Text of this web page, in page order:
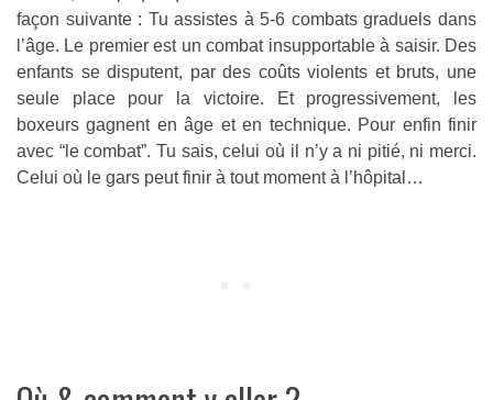
façon suivante : Tu assistes à 5-6 combats graduels dans
l’âge. Le premier est un combat insupportable à saisir. Des
enfants se disputent, par des coûts violents et bruts, une
seule place pour la victoire. Et progressivement, les
boxeurs gagnent en âge et en technique. Pour enfin finir
avec “le combat”. Tu sais, celui où il n’y a ni pitié, ni merci.
Celui où le gars peut finir à tout moment à l’hôpital…